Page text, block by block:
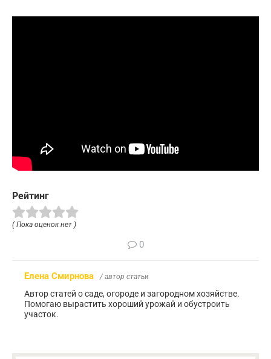
Рейтинг
( Пока оценок нет )
0
Елена Смирнова / автор статьи
Автор статей о саде, огороде и загородном хозяйстве.
Помогаю вырастить хороший урожай и обустроить
участок.